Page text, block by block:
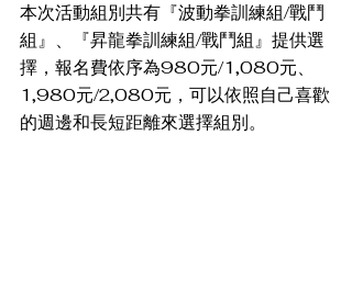
本次活動組別共有『波動拳訓練組/戰鬥
組』、『昇龍拳訓練組/戰鬥組』提供選
擇，報名費依序為980元/1,080元、
1,980元/2,080元，可以依照自己喜歡
的週邊和長短距離來選擇組別。